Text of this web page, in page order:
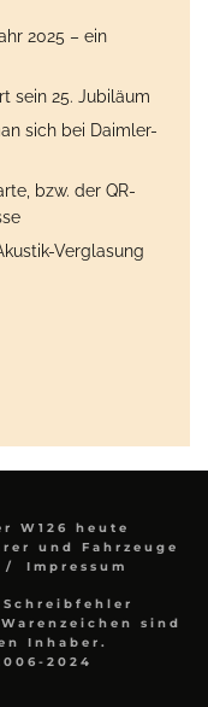
2025 – ein
sein 25. Jubiläum
sich bei Daimler-
bzw. der QR-
Verglasung
W126 heute
und Fahrzeuge
Impressum
sind
Inhaber.
2024